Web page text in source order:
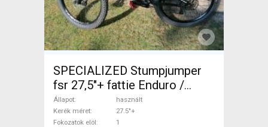
SPECIALIZED Stumpjumper
fsr 27,5"+ fattie Enduro /
Freeride / DH 27.5"+ használt
ELADÓ
Állapot
használt
Kerék méret
27.5"+
Fokozatok elöl
1